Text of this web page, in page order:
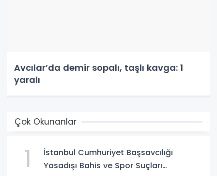
Avcılar’da demir sopalı, taşlı kavga: 1
yaralı
Çok Okunanlar
1
İstanbul Cumhuriyet Başsavcılığı
Yasadışı Bahis ve Spor Suçları